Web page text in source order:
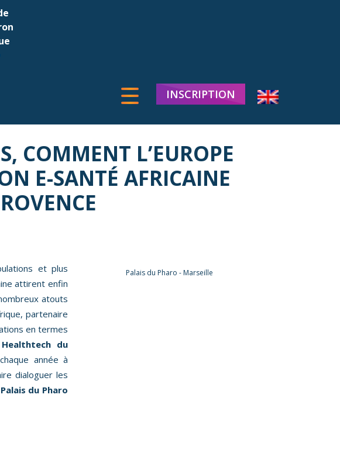
INSCRIPTION
COMMENT L’EUROPE
E-SANTÉ AFRICAINE
et plus
attirent enfin
atouts
partenaire
en termes
du
année à
dialoguer les
du Pharo
Palais du Pharo - Marseille